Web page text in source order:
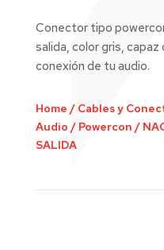
Conector tipo
salida, color gris,
conexión de tu audio.
Home / Cables y
Audio / Powercon /
SALIDA